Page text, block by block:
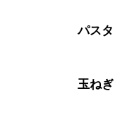
パスタ
玉ねぎ